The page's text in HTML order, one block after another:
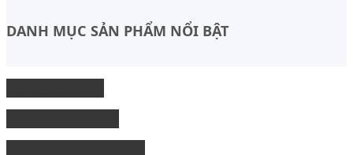
DANH MỤC SẢN PHẨM NỔI BẬT